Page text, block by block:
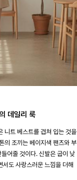
데일리 룩
니트 베스트를 겹쳐 입는 것을
의 조끼는 베이지색 팬츠와 부
어줄 것이다. 신발은 굽이 낮
도 사랑스러운 느낌을 더해